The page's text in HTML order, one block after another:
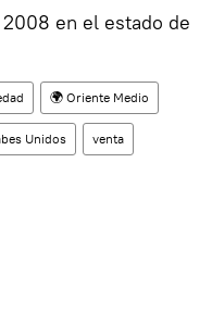
en el estado de
🌍 Oriente Medio
Unidos venta